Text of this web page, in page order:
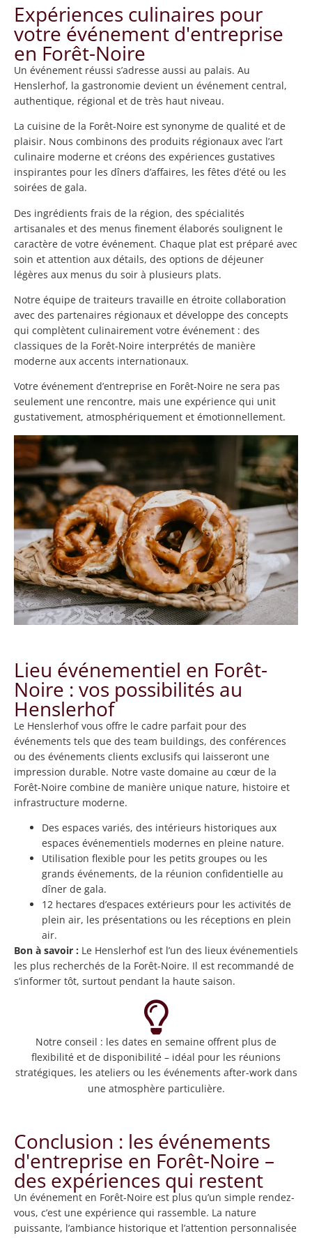
Expériences culinaires pour
votre événement d'entreprise
en Forêt-Noire
Un événement réussi s’adresse aussi au palais. Au
Henslerhof, la gastronomie devient un événement central,
authentique, régional et de très haut niveau.
La cuisine de la Forêt-Noire est synonyme de qualité et de
plaisir. Nous combinons des produits régionaux avec l’art
culinaire moderne et créons des expériences gustatives
inspirantes pour les dîners d’affaires, les fêtes d’été ou les
soirées de gala.
Des ingrédients frais de la région, des spécialités
artisanales et des menus finement élaborés soulignent le
caractère de votre événement. Chaque plat est préparé avec
soin et attention aux détails, des options de déjeuner
légères aux menus du soir à plusieurs plats.
Notre équipe de traiteurs travaille en étroite collaboration
avec des partenaires régionaux et développe des concepts
qui complètent culinairement votre événement : des
classiques de la Forêt-Noire interprétés de manière
moderne aux accents internationaux.
Votre événement d’entreprise en Forêt-Noire ne sera pas
seulement une rencontre, mais une expérience qui unit
gustativement, atmosphériquement et émotionnellement.
Lieu événementiel en Forêt-
Noire : vos possibilités au
Henslerhof
Le Henslerhof vous offre le cadre parfait pour des
événements tels que des team buildings, des conférences
ou des événements clients exclusifs qui laisseront une
impression durable. Notre vaste domaine au cœur de la
Forêt-Noire combine de manière unique nature, histoire et
infrastructure moderne.
Des espaces variés, des intérieurs historiques aux
espaces événementiels modernes en pleine nature.
Utilisation flexible pour les petits groupes ou les
grands événements, de la réunion confidentielle au
dîner de gala.
12 hectares d’espaces extérieurs pour les activités de
plein air, les présentations ou les réceptions en plein
air.
Bon à savoir : Le Henslerhof est l’un des lieux événementiels
les plus recherchés de la Forêt-Noire. Il est recommandé de
s’informer tôt, surtout pendant la haute saison.
Notre conseil : les dates en semaine offrent plus de
flexibilité et de disponibilité – idéal pour les réunions
stratégiques, les ateliers ou les événements after-work dans
une atmosphère particulière.
Conclusion : les événements
d'entreprise en Forêt-Noire –
des expériences qui restent
Un événement en Forêt-Noire est plus qu’un simple rendez-
vous, c’est une expérience qui rassemble. La nature
puissante, l’ambiance historique et l’attention personnalisée